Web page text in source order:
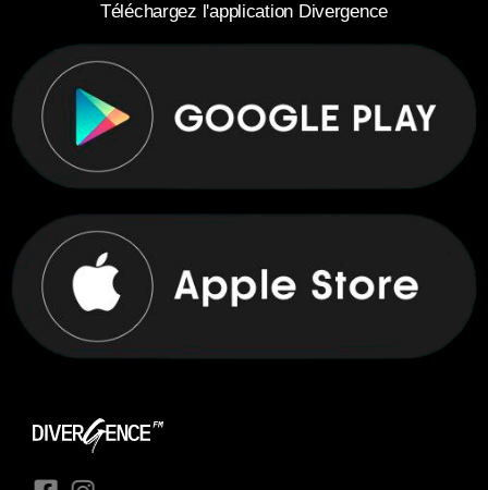
Téléchargez l'application Divergence